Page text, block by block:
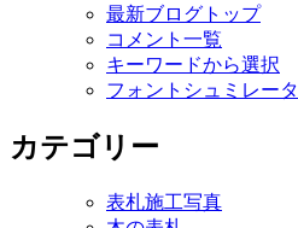
最新ブログトップ
コメント一覧
キーワードから選択
フォントシュミレータ
カテゴリー
表札施工写真